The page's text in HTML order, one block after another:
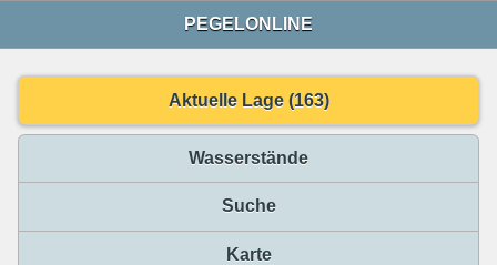
PEGELONLINE
Aktuelle Lage (163)
Wasserstände
Suche
Karte